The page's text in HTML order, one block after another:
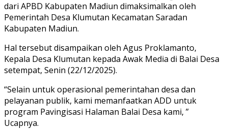
dari APBD Kabupaten Madiun dimaksimalkan oleh
Pemerintah Desa Klumutan Kecamatan Saradan
Kabupaten Madiun.
Hal tersebut disampaikan oleh Agus Proklamanto,
Kepala Desa Klumutan kepada Awak Media di Balai Desa
setempat, Senin (22/12/2025).
“Selain untuk operasional pemerintahan desa dan
pelayanan publik, kami memanfaatkan ADD untuk
program Pavingisasi Halaman Balai Desa kami, ”
Ucapnya.